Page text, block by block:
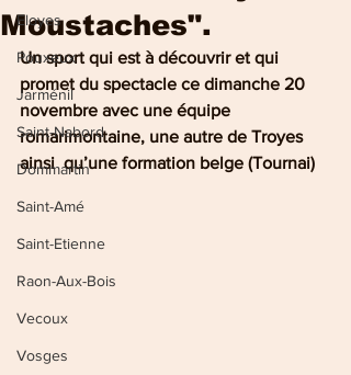
Eloyes
Pouxeux
Jarménil
Saint-Nabord
Dommartin
Saint-Amé
Saint-Etienne
Raon-Aux-Bois
Vecoux
Vosges
Moustaches".
Un sport qui est à découvrir et qui
promet du spectacle ce dimanche 20
novembre avec une équipe
romarimontaine, une autre de Troyes
ainsi  qu’une formation belge (Tournai)